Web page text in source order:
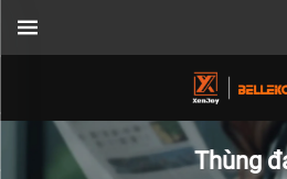
Thùng